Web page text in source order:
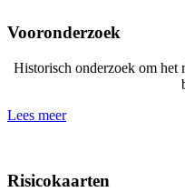
Vooronderzoek
Historisch onderzoek om het
Lees meer
Risicokaarten